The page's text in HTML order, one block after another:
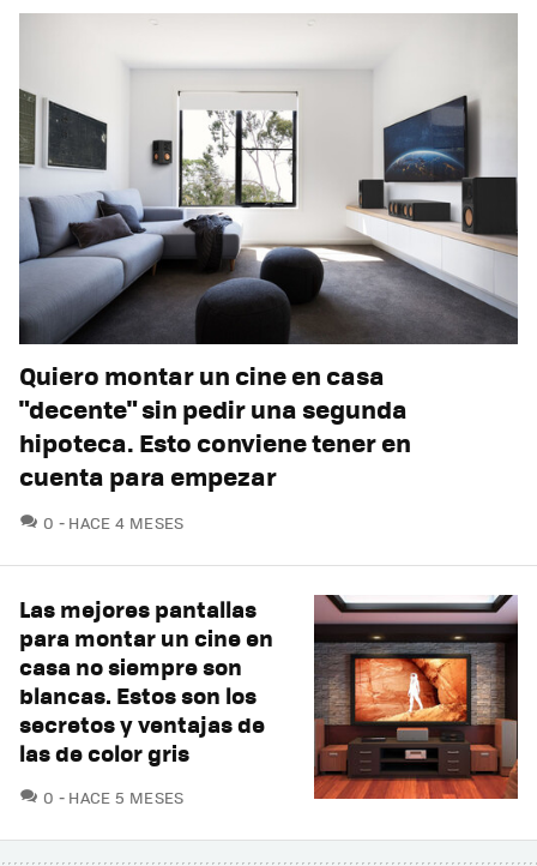
Quiero montar un cine en casa
"decente" sin pedir una segunda
hipoteca. Esto conviene tener en
cuenta para empezar
0 COMENTARIOS
HACE 4 MESES
Las mejores pantallas
para montar un cine en
casa no siempre son
blancas. Estos son los
secretos y ventajas de
las de color gris
0 COMENTARIOS
HACE 5 MESES